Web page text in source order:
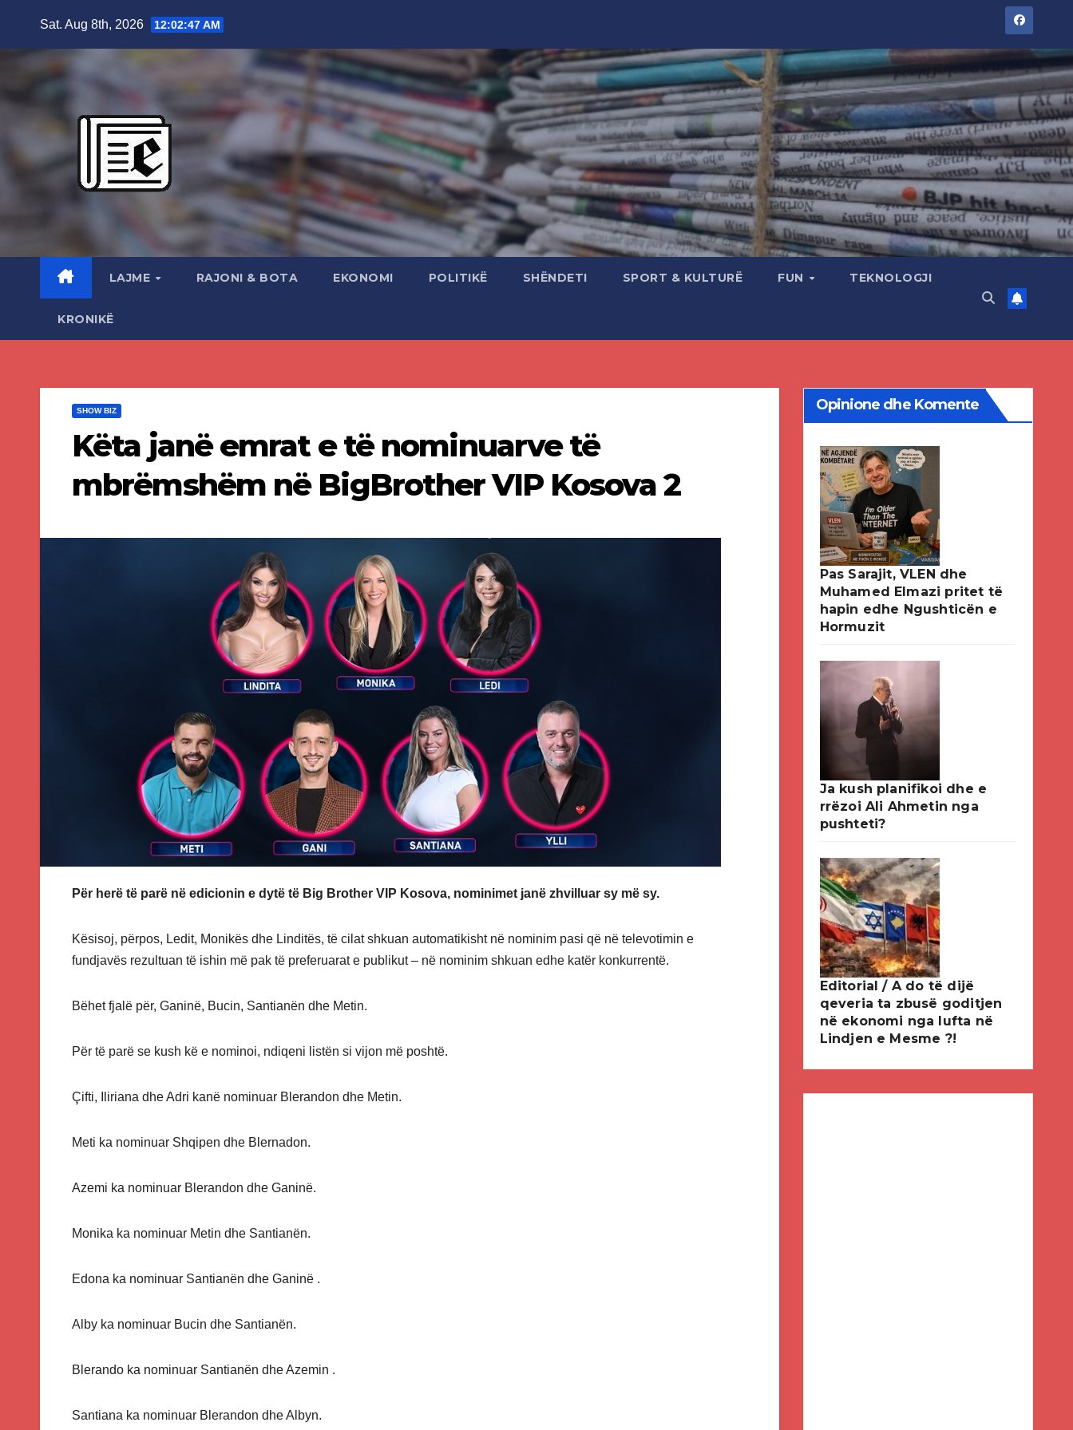
Sat. Aug 8th, 2026 12:02:48 AM
LAJME RAJONI & BOTA EKONOMI POLITIKË SHËNDETI SPORT & KULTURË FUN TEKNOLOGJI
KRONIKË
SHOW BIZ
Këta janë emrat e të nominuarve të
mbrëmshëm në BigBrother VIP Kosova 2
Për herë të parë në edicionin e dytë të Big Brother VIP Kosova, nominimet janë zhvilluar sy më sy.
Kësisoj, përpos, Ledit, Monikës dhe Linditës, të cilat shkuan automatikisht në nominim pasi që në televotimin e
fundjavës rezultuan të ishin më pak të preferuarat e publikut – në nominim shkuan edhe katër konkurrentë.
Bëhet fjalë për, Ganinë, Bucin, Santianën dhe Metin.
Për të parë se kush kë e nominoi, ndiqeni listën si vijon më poshtë.
Çifti, Iliriana dhe Adri kanë nominuar Blerandon dhe Metin.
Meti ka nominuar Shqipen dhe Blernadon.
Azemi ka nominuar Blerandon dhe Ganinë.
Monika ka nominuar Metin dhe Santianën.
Edona ka nominuar Santianën dhe Ganinë .
Alby ka nominuar Bucin dhe Santianën.
Blerando ka nominuar Santianën dhe Azemin .
Santiana ka nominuar Blerandon dhe Albyn.
Opinione dhe Komente
Pas Sarajit, VLEN dhe
Muhamed Elmazi pritet të
hapin edhe Ngushticën e
Hormuzit
Ja kush planifikoi dhe e
rrëzoi Ali Ahmetin nga
pushteti?
Editorial / A do të dijë
qeveria ta zbusë goditjen
në ekonomi nga lufta në
Lindjen e Mesme ?!